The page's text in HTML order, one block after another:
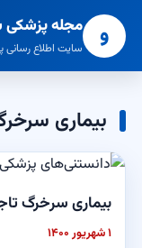
و مجله پزشکی
سایت اطلاع
بیماری
بیماری سرخرگ
۱ شهریور ۱۴۰۰